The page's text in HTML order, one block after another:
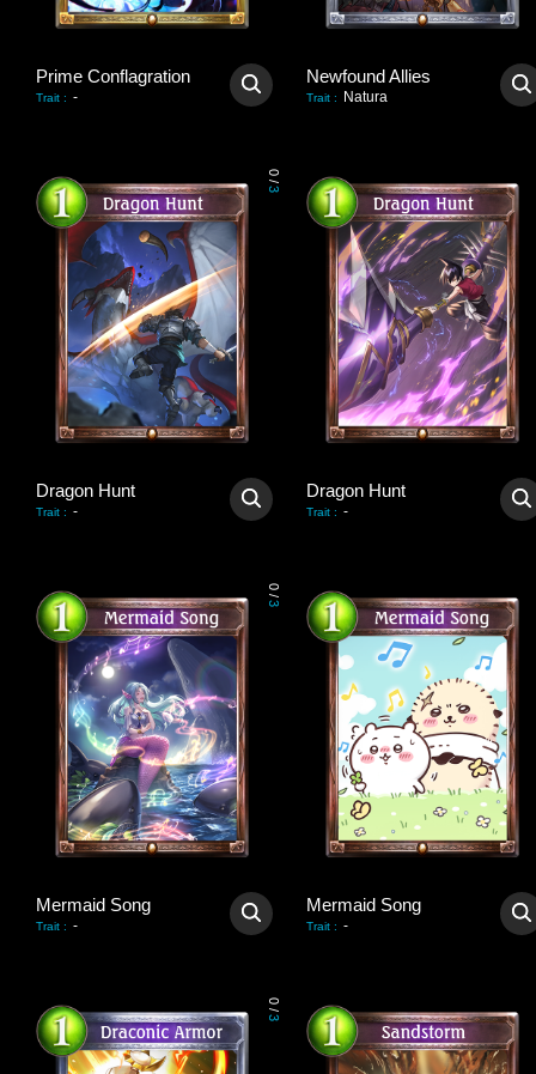
Prime Conflagration
Trait : -
Newfound Allies
Trait : Natura
0
/
3
Dragon Hunt
Trait : -
Dragon Hunt
Trait : -
0
/
3
Mermaid Song
Trait : -
Mermaid Song
Trait : -
0
/
3